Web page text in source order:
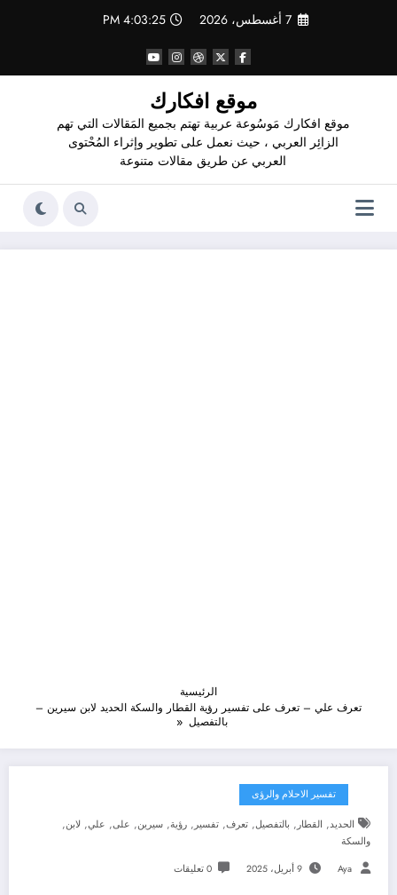
7 أغسطس، 2026 4:03:26 PM
موقع افكارك
موقع افكارك مَوسُوعة عربية تهتم بجميع المَقالات التي تهم
الزائِر العربي ، حيث نعمل على تطوير وإثراء المُحْتوى
العربي عن طريق مقالات متنوعة
الرئيسية
تعرف علي – تعرف على تفسير رؤية القطار والسكة الحديد لابن سيرين –
بالتفصيل
تفسير الاحلام والرؤى
الحديد, القطار , بالتفصيل, تعرف, تفسير , رؤية, سيرين, على, علي, لابن,
والسكة
Aya 9 أبريل، 2025 0 تعليقات